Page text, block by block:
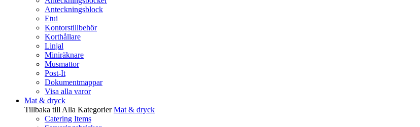
Anteckningsblock
Etui
Kontorstillbehör
Korthållare
Linjal
Miniräknare
Musmattor
Post-It
Dokumentmappar
Visa alla varor
Mat & dryck
Tillbaka till Alla Kategorier Mat & dryck
Catering Items